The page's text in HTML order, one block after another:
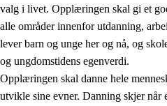
2. Prinsipper for læring,
2.1 Sosial læring og utvikling
2.2 Kompetanse i fagene
2.3 Grunnleggende
valg i livet. Opplæringen skal gi et
alle områder innenfor utdanning,
lever barn og unge her og nå, og
og ungdomstidens egenverdi.
Opplæringen skal danne hele
utvikle sine evner. Danning skjer når